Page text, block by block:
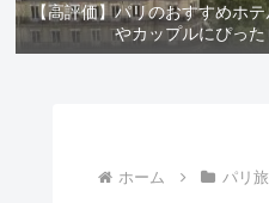
【高評価】パリのおすすめホ
やカップルにぴった
ホーム パリ